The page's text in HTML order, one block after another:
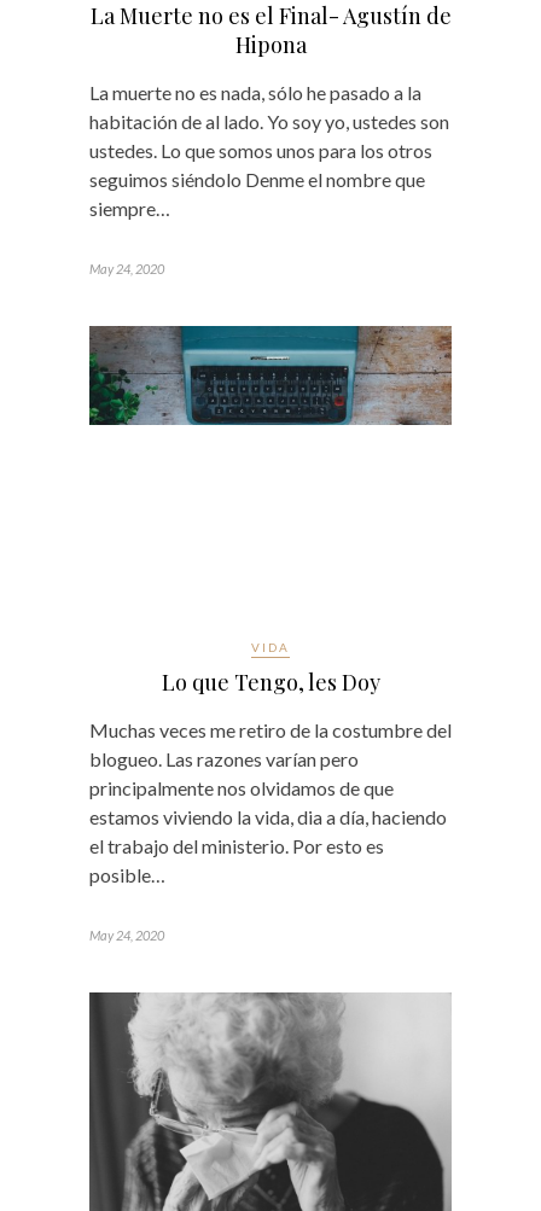
La Muerte no es el Final- Agustín de
Hipona
La muerte no es nada, sólo he pasado a la
habitación de al lado. Yo soy yo, ustedes son
ustedes. Lo que somos unos para los otros
seguimos siéndolo Denme el nombre que
siempre…
May 24, 2020
VIDA
Lo que Tengo, les Doy
Muchas veces me retiro de la costumbre del
blogueo. Las razones varían pero
principalmente nos olvidamos de que
estamos viviendo la vida, dia a día, haciendo
el trabajo del ministerio. Por esto es
posible…
May 24, 2020